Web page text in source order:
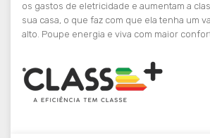
os gastos de eletricidade e aumentam a
sua casa, o que faz com que ela tenha um
alto. Poupe energia e viva com maior